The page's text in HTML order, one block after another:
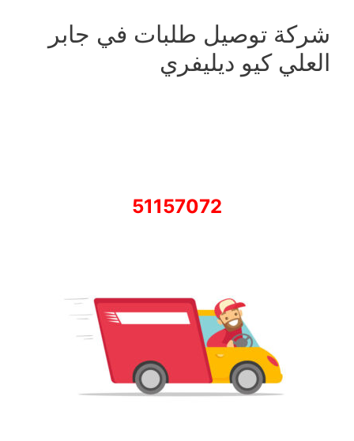
شركة توصيل طلبات في جابر
العلي كيو ديليفري
51157072